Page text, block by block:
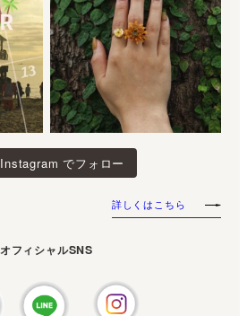
Instagram でフォロー
詳しくはこちら
オフィシャルSNS